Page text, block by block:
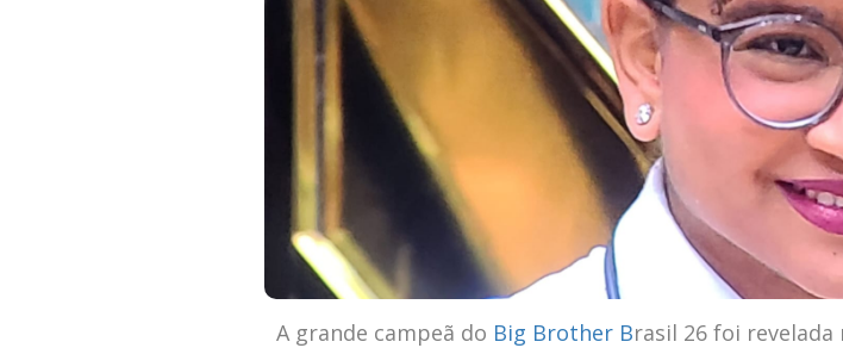
A grande campeã do Big Brother Brasil 26 foi revelada